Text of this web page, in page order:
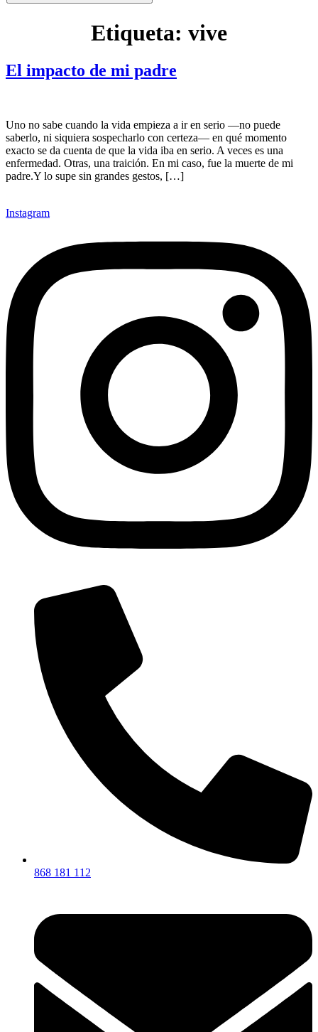
Etiqueta: vive
El impacto de mi padre
Uno no sabe cuando la vida empieza a ir en serio —no puede
saberlo, ni siquiera sospecharlo con certeza— en qué momento
exacto se da cuenta de que la vida iba en serio. A veces es una
enfermedad. Otras, una traición. En mi caso, fue la muerte de mi
padre.Y lo supe sin grandes gestos, […]
Instagram
868 181 112